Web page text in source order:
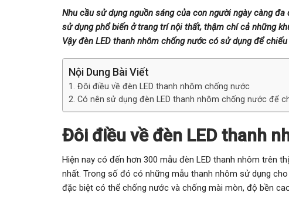
Nhu cầu sử dụng nguồn sáng của con người ngày càng
sử dụng phổ biến ở trang trí nội thất, thậm chí cả những
Vậy đèn LED thanh nhôm chống nước có sử dụng để
Nội Dung Bài Viết
Đôi điều về đèn LED thanh nhôm chống nước
Có nên sử dụng đèn LED thanh nhôm chống nước để
Đôi điều về đèn LED thanh
Hiện nay có đến hơn 300 mẫu đèn LED thanh nhôm trên
nhất. Trong số đó có những mẫu thanh nhôm sử dụng
đặc biệt có thể chống nước và chống mài mòn, độ bền